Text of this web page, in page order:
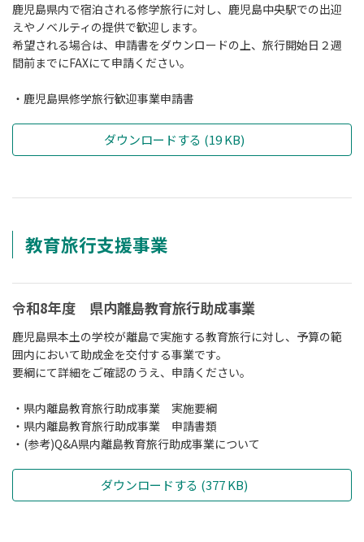
鹿児島県内で宿泊される修学旅行に対し、鹿児島中央駅での出迎
えやノベルティの提供で歓迎します。
希望される場合は、申請書をダウンロードの上、旅行開始日２週
間前までにFAXにて申請ください。
・鹿児島県修学旅行歓迎事業申請書
ダウンロードする (19 KB)
教育旅行支援事業
令和8年度 県内離島教育旅行助成事業
鹿児島県本土の学校が離島で実施する教育旅行に対し、予算の範
囲内において助成金を交付する事業です。
要綱にて詳細をご確認のうえ、申請ください。
・県内離島教育旅行助成事業 実施要綱
・県内離島教育旅行助成事業 申請書類
・(参考)Q&A県内離島教育旅行助成事業について
ダウンロードする (377 KB)